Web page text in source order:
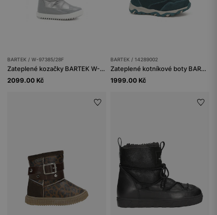
BARTEK / W-97385/28F
Zateplené kozačky BARTEK W-97385/28F, pro dívky, šedé
2099.00 Kč
BARTEK / 14289002
Zateplené kotníkové boty BARTEK 14289002, pro dívky, fialové
1999.00 Kč